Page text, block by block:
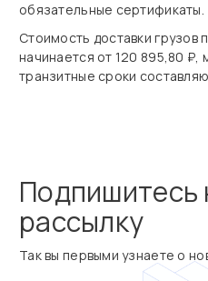
обязательные сертификаты.
Стоимость доставки
начинается от 120 895,80
транзитные сроки
Подпишитесь
рассылку
Так вы первыми узнаете о